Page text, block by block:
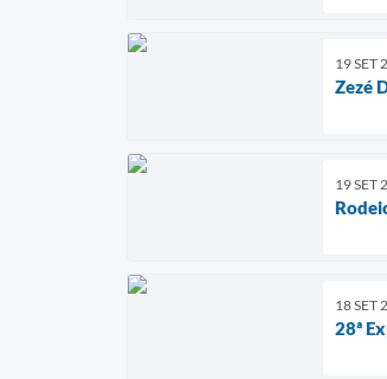
19 SET
Zezé
19 SET
18 SET
28ª